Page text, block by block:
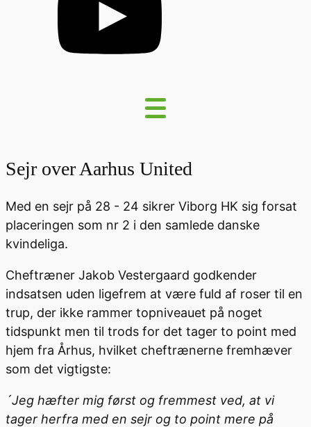
Sejr over Aarhus United
Med en sejr på 28 - 24 sikrer Viborg HK sig forsat
placeringen som nr 2 i den samlede danske
kvindeliga.
Cheftræner Jakob Vestergaard godkender
indsatsen uden ligefrem at være fuld af roser til en
trup, der ikke rammer topniveauet på noget
tidspunkt men til trods for det tager to point med
hjem fra Århus, hvilket cheftrænerne fremhæver
som det vigtigste:
´Jeg hæfter mig først og fremmest ved, at vi
tager herfra med en sejr og to point mere på